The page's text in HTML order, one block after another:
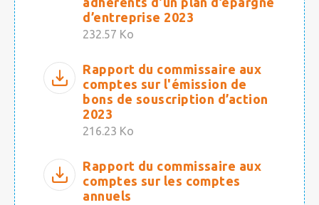
d’entreprise 2023
232.57 Ko
Rapport du commissaire aux
comptes sur l'émission de
bons de souscription d’action
2023
216.23 Ko
Rapport du commissaire aux
comptes sur les comptes
annuels